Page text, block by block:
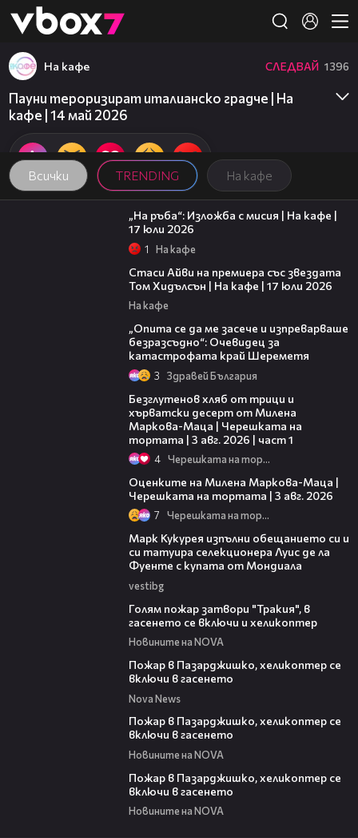
👾
Всички TRENDING На кафе
На кафе СЛЕДВАЙ 1396
Пауни тероризират италианско градче | На
кафе | 14 май 2026
09:09
„На ръба“: Изложба с мисия | На кафе |
17 юли 2026
1 На кафе
Стаси Айви на премиера със звездата
Том Хидълсън | На кафе | 17 юли 2026
На кафе
„Опита се да ме засече и изпреварваше
безразсъдно“: Очевидец за
катастрофата край Шереметя
3 Здравей България
Безглутенов хляб от трици и
хърватски десерт от Милена
Маркова-Маца | Черешката на
тортата | 3 авг. 2026 | част 1
4 Черешката на тортата
Оценките на Милена Маркова-Маца |
Черешката на тортата | 3 авг. 2026
7 Черешката на тортата
Марк Кукурея изпълни обещанието си и
си татуира селекционера Луис де ла
Фуенте с купата от Мондиала
vestibg
Голям пожар затвори "Тракия", в
гасенето се включи и хеликоптер
Новините на NOVA
Пожар в Пазарджишко, хеликоптер се
включи в гасенето
Nova News
Пожар в Пазарджишко, хеликоптер се
включи в гасенето
Новините на NOVA
Пожар в Пазарджишко, хеликоптер се
включи в гасенето
Новините на NOVA